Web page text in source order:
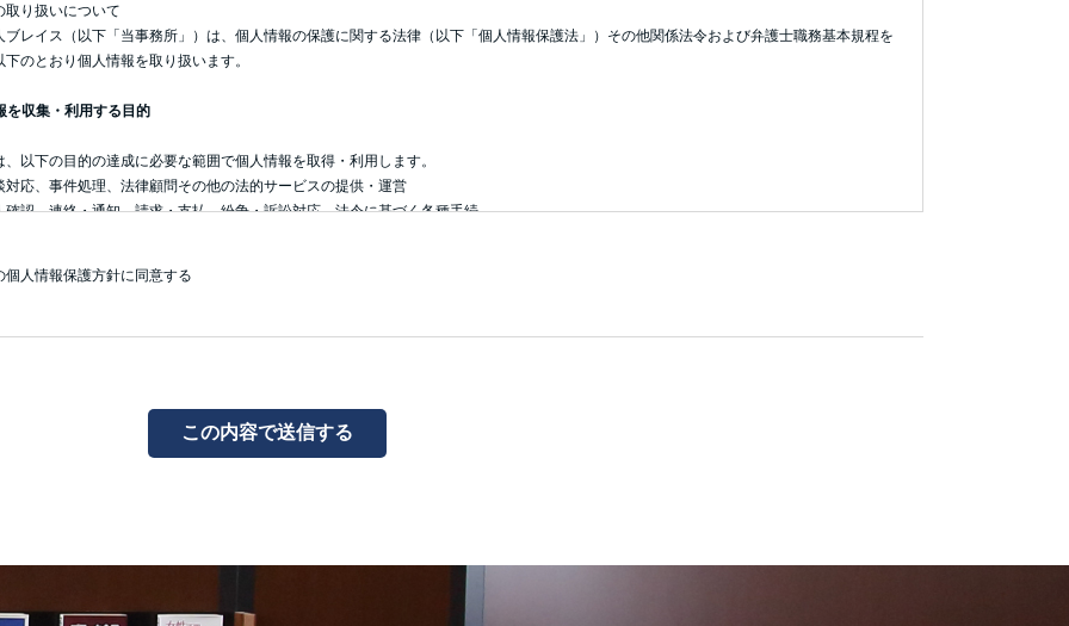
取り扱いについて
ブレイス（以下「当事務所」）は、個人情報の保護に関する法律（以下「個人情報保護法」）その他関係法令および弁護士職務基本規程を
下のとおり個人情報を取り扱います。
を収集・利用する目的
、以下の目的の達成に必要な範囲で個人情報を取得・利用します。
対応、事件処理、法律顧問その他の法的サービスの提供・運営
確認、連絡・通知、請求・支払、紛争・訴訟対応、法令に基づく各種手続
選考および入所後の人事・労務管理
件処理の過程で要配慮個人情報（健康・病歴等）を取り扱う場合、法令に基づく場合またはご本人の同意の範囲で取り扱います。
機関等が法令の定める事務を遂行することに協力する場合で、同意取得により当該事務の遂行に支障が及ぶおそれがあるとき
処理や事務所運営等における弁護士・公認会計士・司法書士等の専門職、裁判所・官公庁への提出その他、法的義務又は権利行使に必要な
個人情報保護方針に同意する